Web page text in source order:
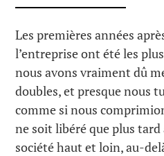
Les premières années
l’entreprise ont été les
nous avons vraiment dû
doubles, et presque nous
comme si nous
ne soit libéré que plus
société haut et loin, au-